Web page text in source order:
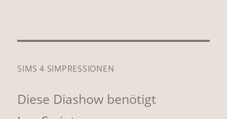
SIMS 4 SIMPRESSIONEN
Diese Diashow benötigt